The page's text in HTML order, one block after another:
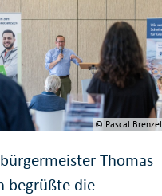
© Pascal Brenzel
Thomas
begrüßte die